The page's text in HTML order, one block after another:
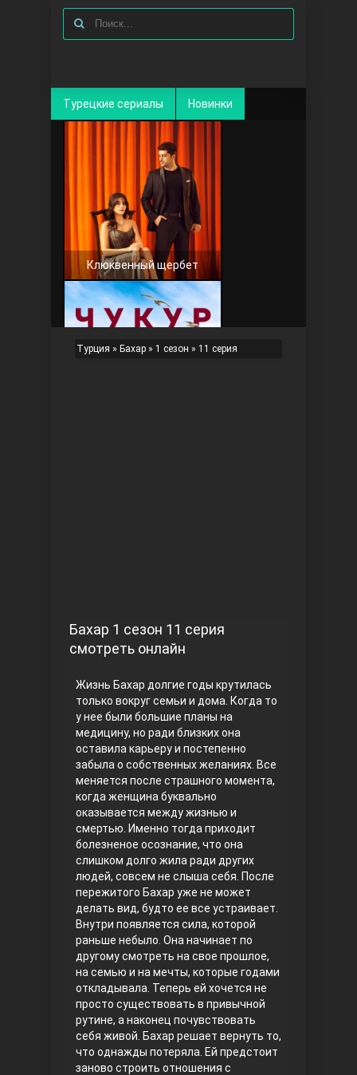
Турецкие сериалы Новинки
Клюквенный щербет
Правосyдие
Любовь напрокат
Воскресший Эртугрул
Турция » Бахар » 1 сезон » 11 серия
Бахар 1 сезон 11 серия
смотреть онлайн
Жизнь Бахар долгие годы крутилась
только вокруг семьи и дома. Когда то
у нее были большие планы на
медицину, но ради близких она
оставила карьеру и постепенно
забыла о собственных желаниях. Все
меняется после страшного момента,
когда женщина буквально
оказывается между жизнью и
смертью. Именно тогда приходит
болезненое осознание, что она
слишком долго жила ради других
людей, совсем не слыша себя. После
пережитого Бахар уже не может
делать вид, будто ее все устраивает.
Внутри появляется сила, которой
раньше небыло. Она начинает по
другому смотреть на свое прошлое,
на семью и на мечты, которые годами
откладывала. Теперь ей хочется не
просто существовать в привычной
рутине, а наконец почувствовать
себя живой. Бахар решает вернуть то,
что однажды потеряла. Ей предстоит
заново строить отношения с